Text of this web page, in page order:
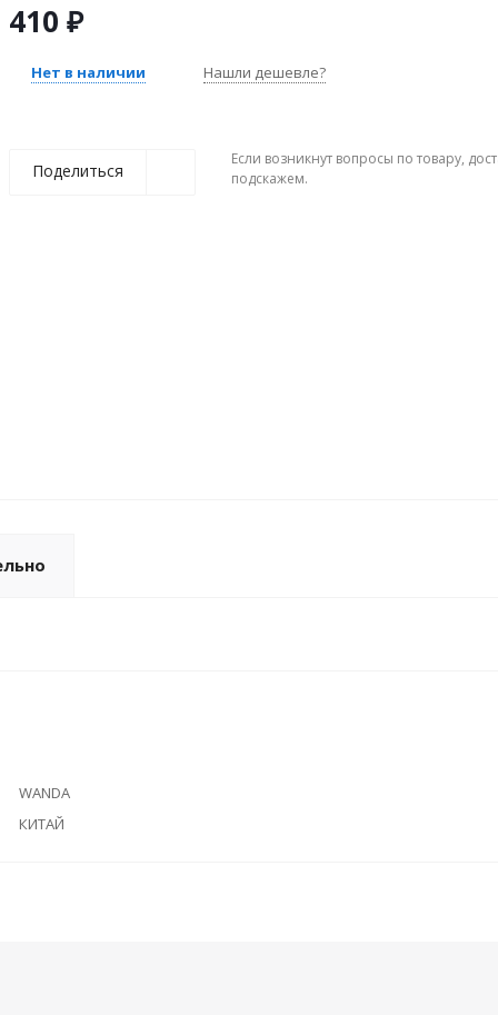
410 ₽
Нет в наличии Нашли дешевле?
Поделиться
Если возникнут вопросы по товару,
подскажем.
WANDA
КИТАЙ